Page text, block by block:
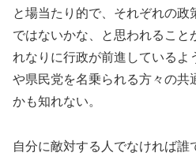
と場当たり的で、それぞれの政
ではないかな、と思われること
れなりに行政が前進しているよ
や県民党を名乗られる方々の共
かも知れない。
自分に敵対する人でなければ